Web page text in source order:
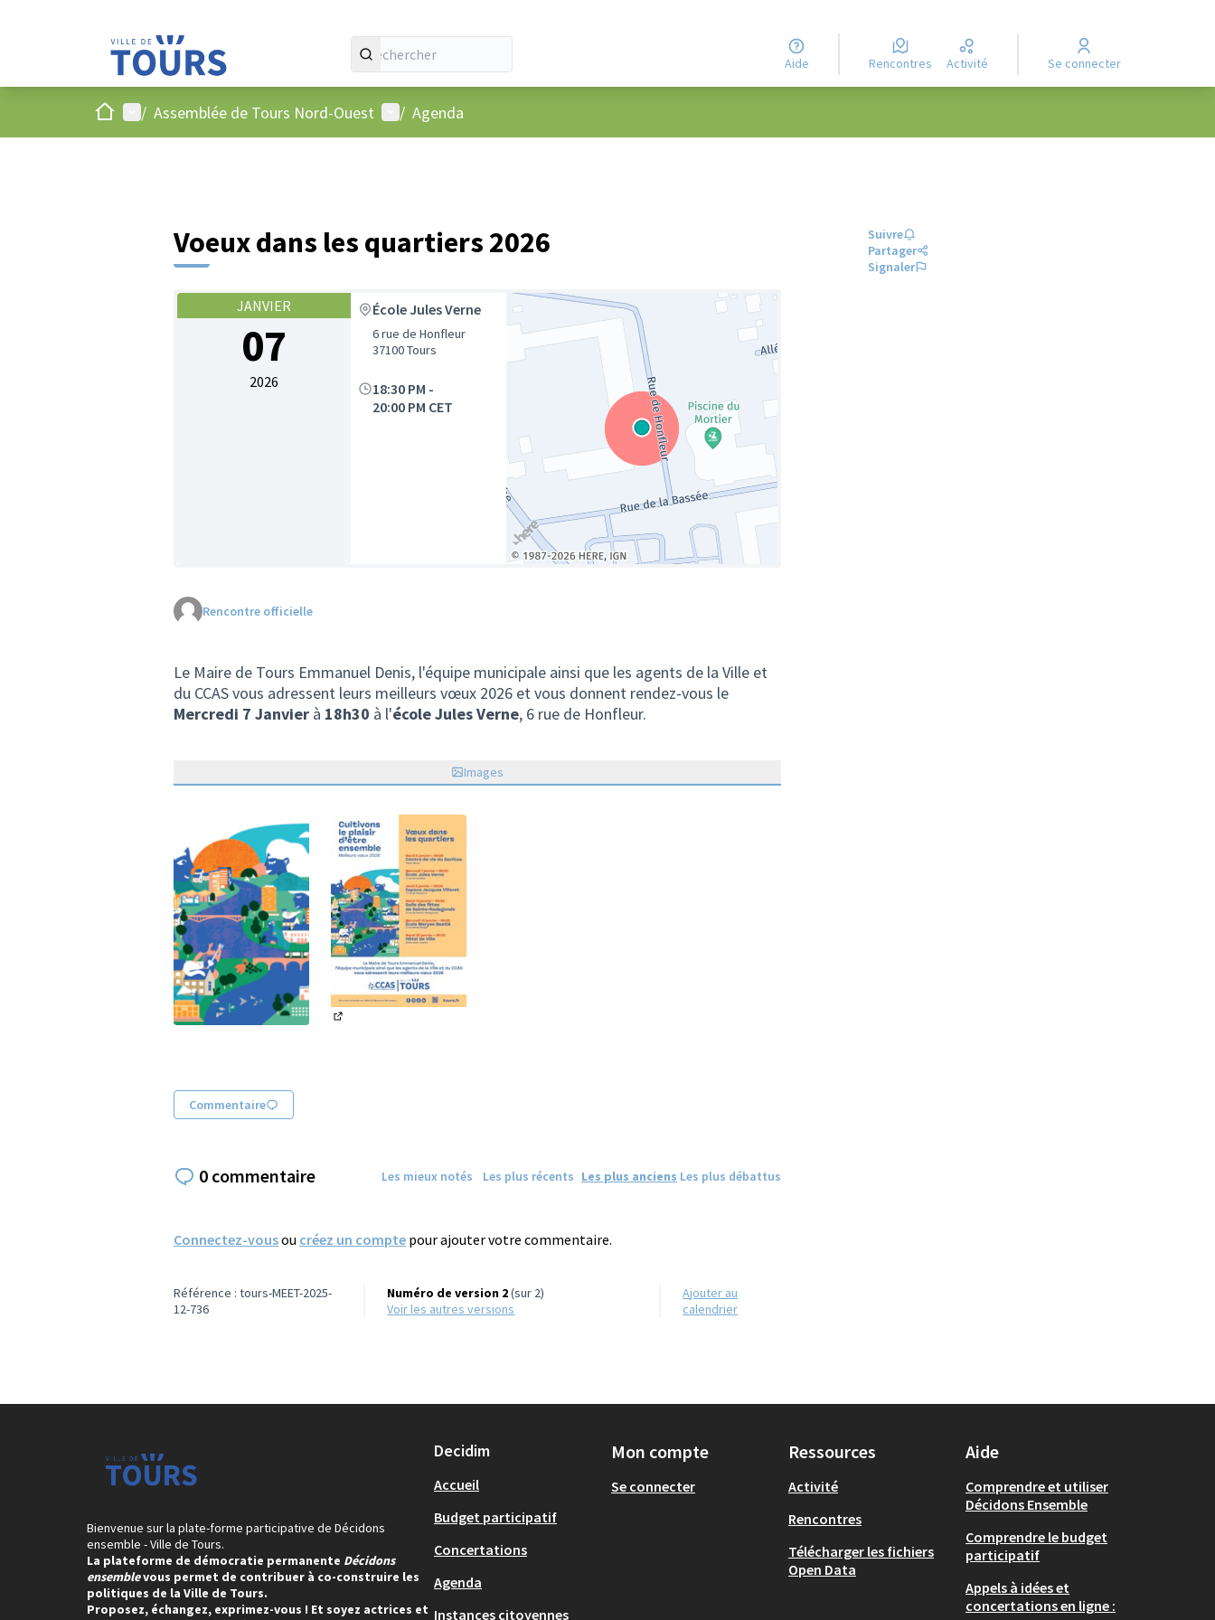
Aide Rencontres Activité Se connecter
AccueilMenu principal
/ Assemblée de Tours Nord-Ouest Menu utilisateur
/ Agenda
Voeux dans les quartiers 2026
JANVIER
07
2026
École Jules Verne
6 rue de Honfleur
37100 Tours
18:30 PM -
20:00 PM CET
Rencontre officielle
Le Maire de Tours Emmanuel Denis, l'équipe municipale ainsi que les agents de la Ville et
du CCAS vous adressent leurs meilleurs vœux 2026 et vous donnent rendez-vous le
Mercredi 7 Janvier à 18h30 à l'école Jules Verne, 6 rue de Honfleur.
Images
Commentaire
Suivre
Partager
Signaler
0 commentaire Les mieux notés Les plus récents Les plus anciens Les plus débattus
Connectez-vousou créez un compte pour ajouter votre commentaire.
Référence : tours-MEET-2025-
12-736
Numéro de version 2(sur 2)
voir les autres versions
Ajouter au
calendrier
Bienvenue sur la plate-forme participative de Décidons
ensemble - Ville de Tours.
La plateforme de démocratie permanente Décidons
ensemblevous permet de contribuer à co-construire les
politiques de la Ville de Tours.
Proposez, échangez, exprimez-vous ! Et soyez actrices et
Decidim
Accueil
Budget participatif
Concertations
Agenda
Instances citoyennes
Mon compte
Se connecter
Ressources
Activité
Rencontres
Télécharger les fichiers
Open Data
Aide
Comprendre et utiliser
Décidons Ensemble
Comprendre le budget
participatif
Appels à idées et
concertations en ligne :